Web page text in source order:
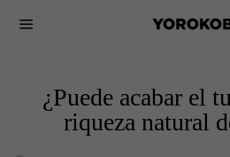
¿Puede acabar el
riqueza natural